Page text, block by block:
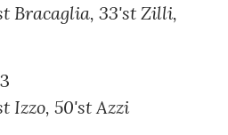
Bracaglia, 33'st Zilli,
Izzo, 50'st Azzi